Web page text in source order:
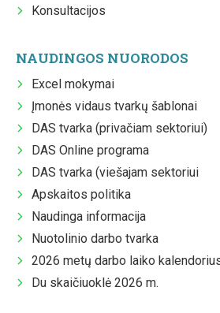
Konsultacijos
NAUDINGOS NUORODOS
Excel mokymai
Įmonės vidaus tvarkų šablonai
DAS tvarka (privačiam sektoriui)
DAS Online programa
DAS tvarka (viešajam sektoriui
Apskaitos politika
Naudinga informacija
Nuotolinio darbo tvarka
2026 metų darbo laiko
Du skaičiuoklė 2026 m.